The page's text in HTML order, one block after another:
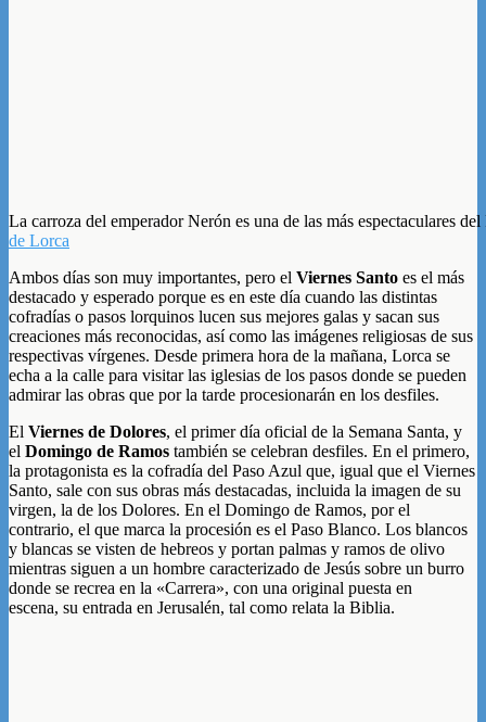
La carroza del emperador Nerón es una de las más espectaculares
de Lorca
Ambos días son muy importantes, pero el Viernes Santo es el más
destacado y esperado porque es en este día cuando las distintas
cofradías o pasos lorquinos lucen sus mejores galas y sacan sus
creaciones más reconocidas, así como las imágenes religiosas de sus
respectivas vírgenes. Desde primera hora de la mañana, Lorca se
echa a la calle para visitar las iglesias de los pasos donde se pueden
admirar las obras que por la tarde procesionarán en los desfiles.
El Viernes de Dolores, el primer día oficial de la Semana Santa, y
el Domingo de Ramos también se celebran desfiles. En el primero,
la protagonista es la cofradía del Paso Azul que, igual que el Viernes
Santo, sale con sus obras más destacadas, incluida la imagen de su
virgen, la de los Dolores. En el Domingo de Ramos, por el
contrario, el que marca la procesión es el Paso Blanco. Los blancos
y blancas se visten de hebreos y portan palmas y ramos de olivo
mientras siguen a un hombre caracterizado de Jesús sobre un burro
donde se recrea en la «Carrera», con una original puesta en
escena, su entrada en Jerusalén, tal como relata la Biblia.